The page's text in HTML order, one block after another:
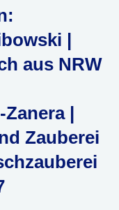
|
aus NRW
|
Zauberei